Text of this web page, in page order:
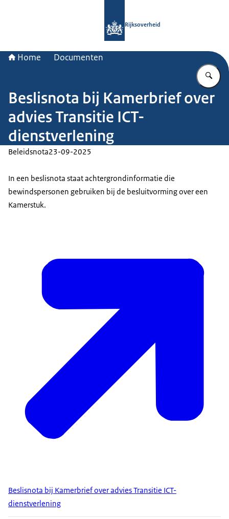
Rijksoverheid
Home Documenten
Beslisnota bij Kamerbrief over
advies Transitie ICT-
dienstverlening
Beleidsnota23-09-2025
In een beslisnota staat achtergrondinformatie die
bewindspersonen gebruiken bij de besluitvorming over een
Kamerstuk.
Beslisnota bij Kamerbrief over advies Transitie ICT-
dienstverlening